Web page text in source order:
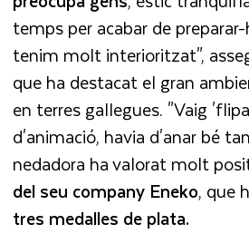
temps per acabar de
tenim molt interioritzat",
que ha destacat el gran
en terres gallegues. "Vaig
d'animació, havia d'anar bé
nedadora ha valorat molt
del seu company Eneko, que
tres medalles de plata.